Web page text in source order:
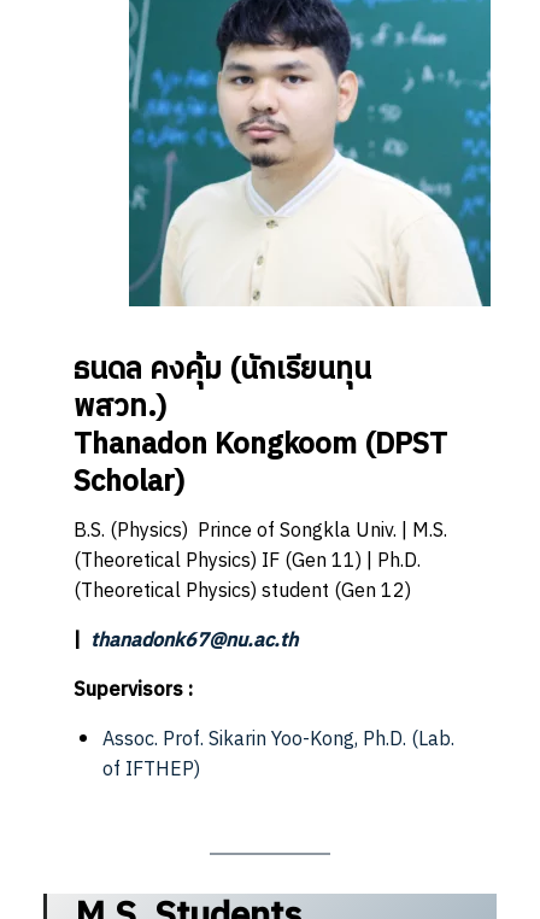
ธนดล คงคุ้ม (นักเรียนทุน
พสวท.)
Thanadon Kongkoom (DPST
Scholar)
B.S. (Physics) Prince of Songkla Univ. | M.S.
(Theoretical Physics) IF (Gen 11) | Ph.D.
(Theoretical Physics) student (Gen 12)
| thanadonk67@nu.ac.th
Supervisors :
Assoc. Prof. Sikarin Yoo-Kong, Ph.D. (Lab.
of IFTHEP)